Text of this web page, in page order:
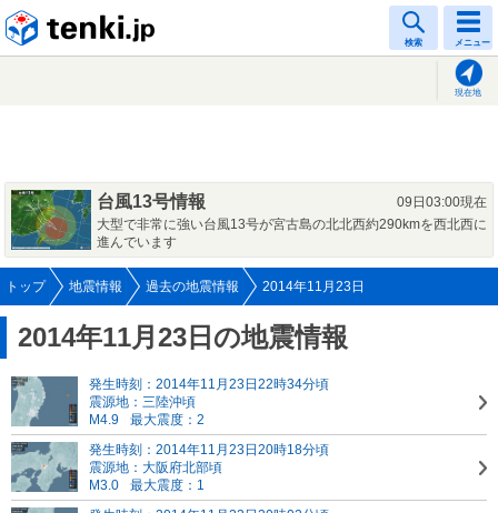
検索 メニュー
現在地
台風13号情報
09日03:00現在
大型で非常に強い台風13号が宮古島の北北西約290kmを西北西に
進んでいます
トップ 地震情報 過去の地震情報 2014年11月23日
2014年11月23日の地震情報
発生時刻：2014年11月23日22時34分頃
震源地：三陸沖頃
M4.9
最大震度：2
発生時刻：2014年11月23日20時18分頃
震源地：大阪府北部頃
M3.0
最大震度：1